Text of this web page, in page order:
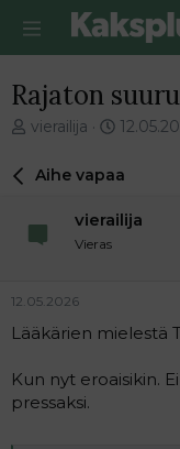
Rajaton
V
e
i
t
u
a
l
vierailija
E
s
m
m
n
i
Aihe vapaa
vierailija
Vieras
12.05.2026
Lääkärien mielestä
Kun nyt eroaisikin.
pressaksi.